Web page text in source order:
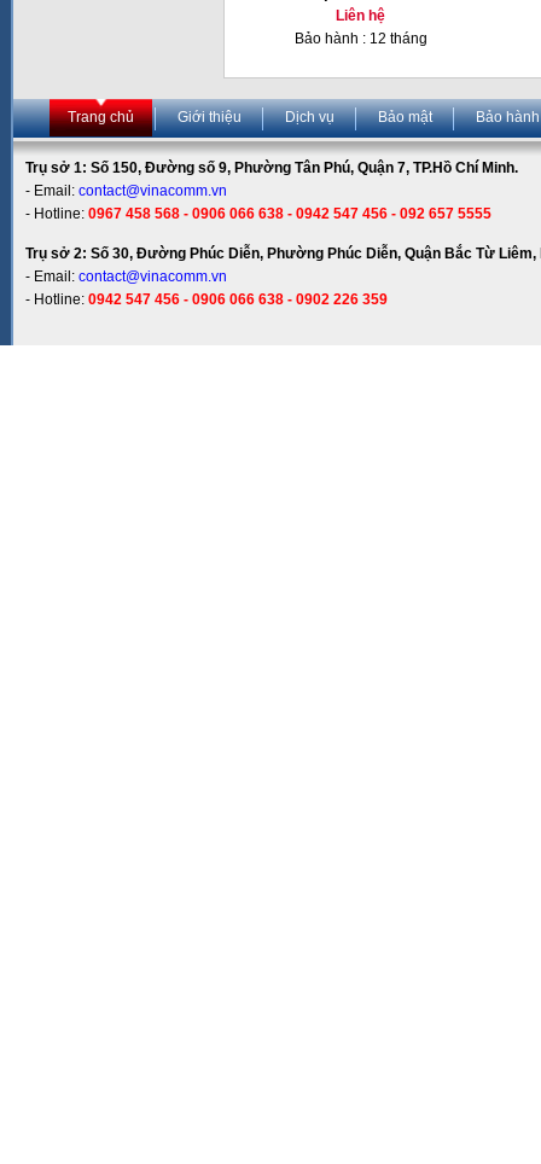
Liên hệ
Bảo hành : 12 tháng
Trang chủ Giới thiệu Dịch vụ Bảo mật Bảo hành
Trụ sở 1: Số 150, Đường số 9, Phường Tân Phú, Quận 7, TP.Hồ Chí Minh.
- Email: contact@vinacomm.vn
- Hotline: 0967 458 568 - 0906 066 638 - 0942 547 456 - 092 657 5555
Trụ sở 2: Số 30, Đường Phúc Diễn, Phường Phúc Diễn, Quận Bắc Từ Liêm,
- Email: contact@vinacomm.vn
- Hotline: 0942 547 456 - 0906 066 638 - 0902 226 359